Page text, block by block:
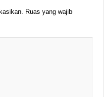
Ruas yang wajib